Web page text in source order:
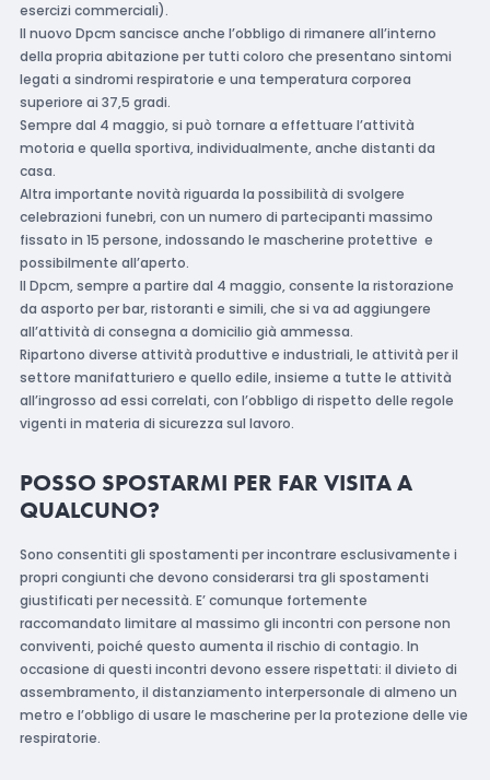
esercizi commerciali).
Il nuovo Dpcm sancisce anche l’obbligo di rimanere all’interno
della propria abitazione per tutti coloro che presentano sintomi
legati a sindromi respiratorie e una temperatura corporea
superiore ai 37,5 gradi.
Sempre dal 4 maggio, si può tornare a effettuare l’attività
motoria e quella sportiva, individualmente, anche distanti da
casa.
Altra importante novità riguarda la possibilità di svolgere
celebrazioni funebri, con un numero di partecipanti massimo
fissato in 15 persone, indossando le mascherine protettive e
possibilmente all’aperto.
Il Dpcm, sempre a partire dal 4 maggio, consente la ristorazione
da asporto per bar, ristoranti e simili, che si va ad aggiungere
all’attività di consegna a domicilio già ammessa.
Ripartono diverse attività produttive e industriali, le attività per il
settore manifatturiero e quello edile, insieme a tutte le attività
all’ingrosso ad essi correlati, con l’obbligo di rispetto delle regole
vigenti in materia di sicurezza sul lavoro.
POSSO SPOSTARMI PER FAR VISITA A
QUALCUNO?
Sono consentiti gli spostamenti per incontrare esclusivamente i
propri congiunti che devono considerarsi tra gli spostamenti
giustificati per necessità. E’ comunque fortemente
raccomandato limitare al massimo gli incontri con persone non
conviventi, poiché questo aumenta il rischio di contagio. In
occasione di questi incontri devono essere rispettati: il divieto di
assembramento, il distanziamento interpersonale di almeno un
metro e l’obbligo di usare le mascherine per la protezione delle vie
respiratorie.